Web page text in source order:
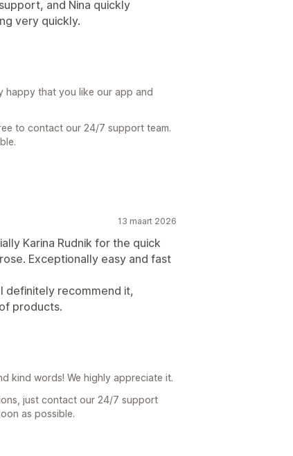
and Nina quickly
very quickly.
happy that you like our app and
to contact our 24/7 support team.
13 maart 2026
Karina Rudnik for the quick
Exceptionally easy and fast
definitely recommend it,
products.
kind words! We highly appreciate it.
just contact our 24/7 support
as possible.